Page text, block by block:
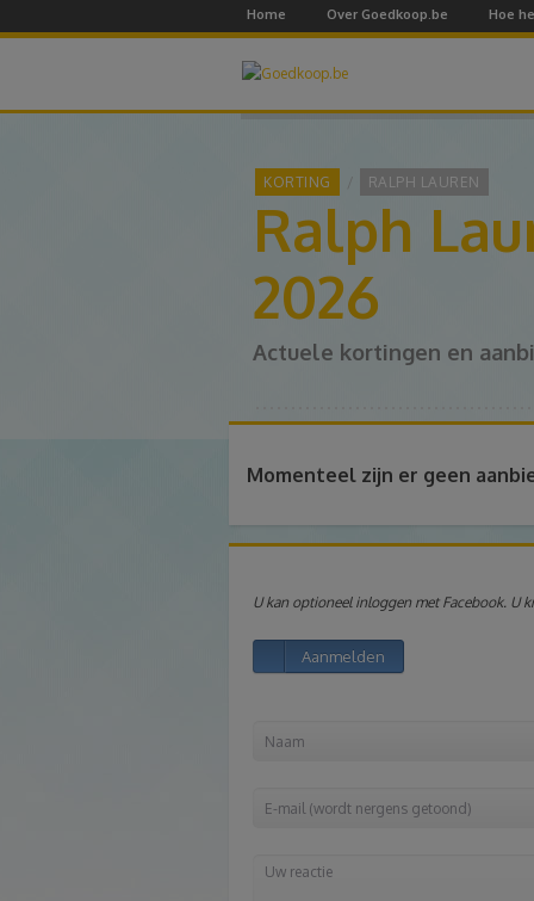
Home Over Goedkoop.be Hoe
KORTING RALPH LAUREN
Ralph
2026
Actuele kortingen en
Momenteel zijn er geen
U kan optioneel inloggen met Facebook. U
Aanmelden